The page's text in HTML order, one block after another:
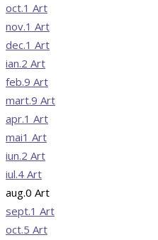
oct.1 Art
nov.1 Art
dec.1 Art
ian.2 Art
feb.9 Art
mart.9 Art
apr.1 Art
mai1 Art
iun.2 Art
iul.4 Art
aug.0 Art
sept.1 Art
oct.5 Art